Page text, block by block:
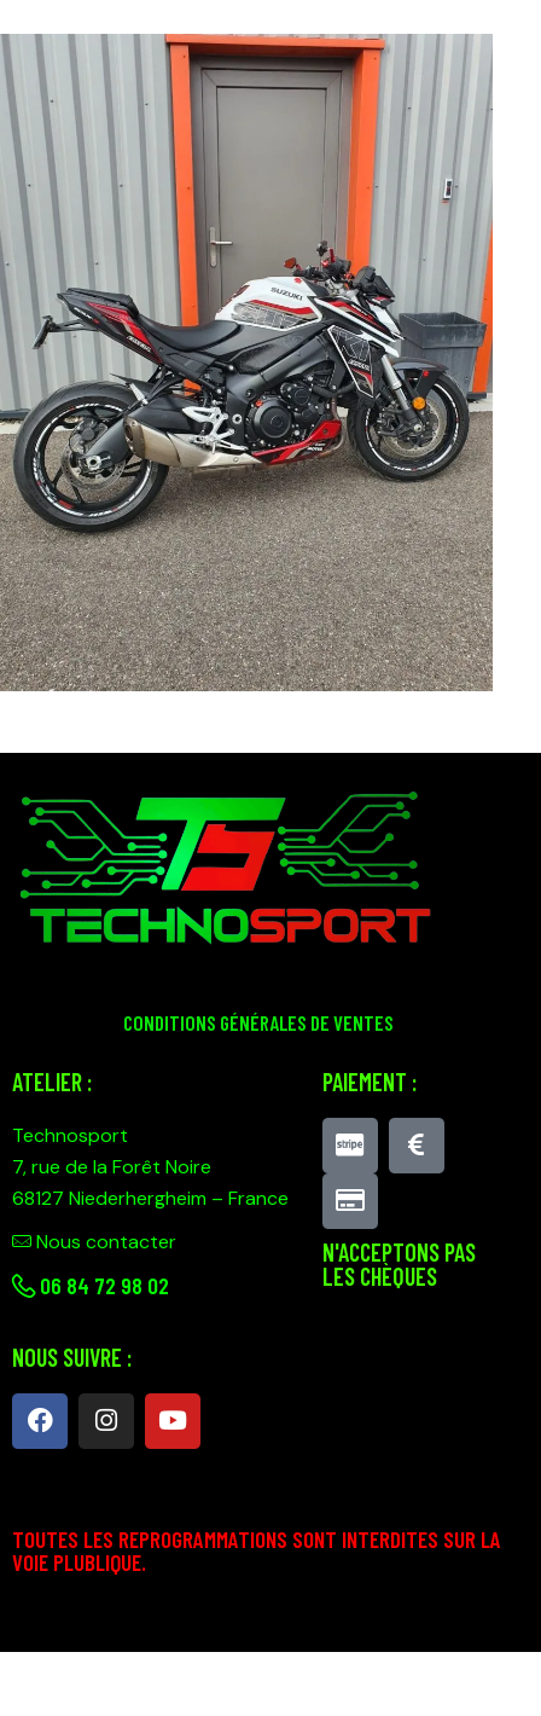
CONDITIONS GÉNÉRALES DE VENTES
ATELIER :
Technosport
7, rue de la Forêt Noire
68127 Niederhergheim – France
Nous contacter
06 84 72 98 02
PAIEMENT :
N'ACCEPTONS PAS
LES CHÈQUES
NOUS SUIVRE :
TOUTES LES REPROGRAMMATIONS SONT INTERDITES SUR LA
VOIE PLUBLIQUE.